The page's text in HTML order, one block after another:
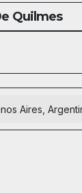
Quilmes
Aires,